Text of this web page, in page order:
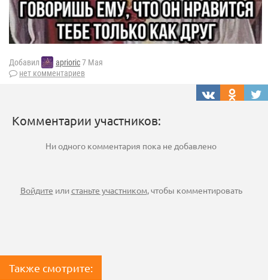
Добавил aprioric7 Мая
нет комментариев
Комментарии участников:
Ни одного комментария пока не добавлено
Войдите илистаньте участником , чтобы комментировать
Также смотрите: